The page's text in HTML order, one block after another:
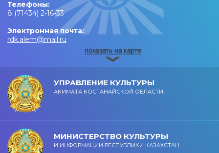
Телефоны:
8 (71434) 2-16-33
Электронная почта:
rdk.alem@mail.ru
УПРАВЛЕНИЕ КУЛЬТУРЫ
АКИМАТА КОСТАНАЙСКОЙ ОБЛАСТИ
МИНИСТЕРСТВО КУЛЬТУРЫ
И ИНФОРМАЦИИ РЕСПУБЛИКИ КАЗАХСТАН